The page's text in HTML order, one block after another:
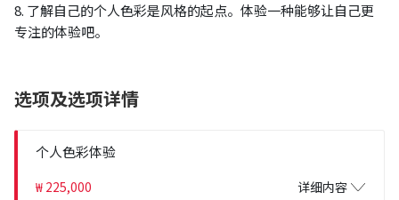
8. 了解自己的个人色彩是风格的起点。体验一种能够让自己更
专注的体验吧。
选项及选项详情
个人色彩体验
₩ 225,000 详细内容